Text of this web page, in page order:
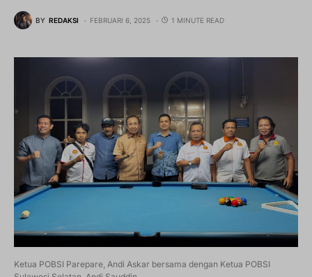
BY REDAKSI FEBRUARI 6, 2025 1 MINUTE READ
Ketua POBSI Parepare, Andi Askar bersama dengan Ketua POBSI